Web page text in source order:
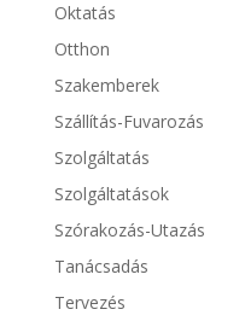
Oktatás
Otthon
Szakemberek
Szállítás-Fuvarozás
Szolgáltatás
Szolgáltatások
Szórakozás-Utazás
Tanácsadás
Tervezés